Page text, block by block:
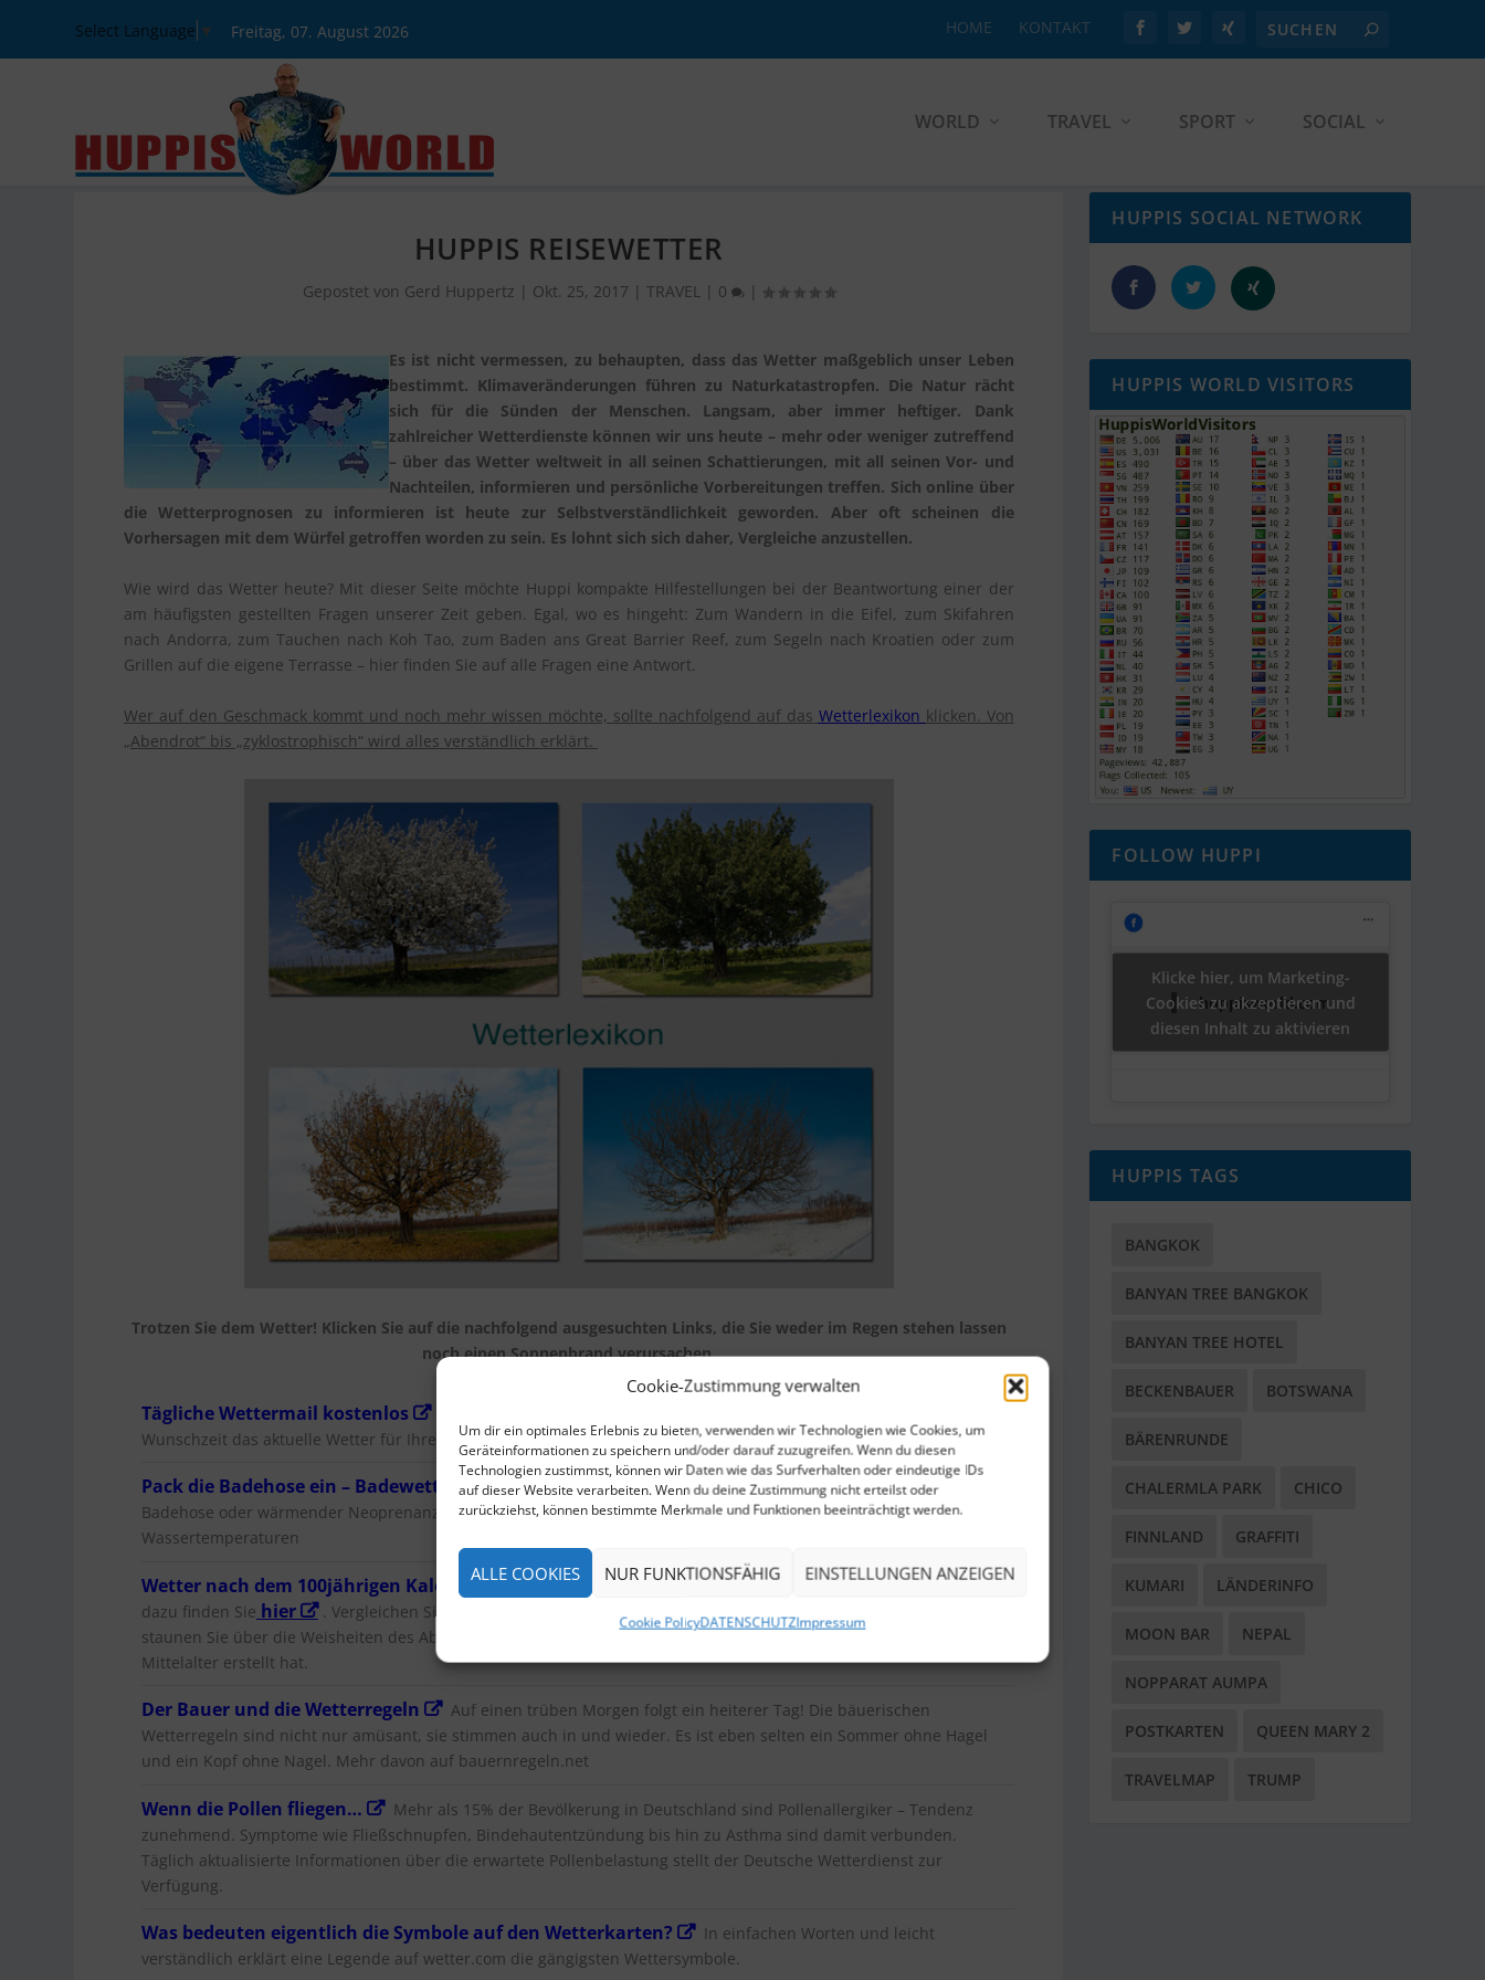
Cookie-Zustimmung verwalten
Um dir ein optimales Erlebnis zu bieten, verwenden wir Technologien wie Cookies, um
Geräteinformationen zu speichern und/oder darauf zuzugreifen. Wenn du diesen
Technologien zustimmst, können wir Daten wie das Surfverhalten oder eindeutige IDs
auf dieser Website verarbeiten. Wenn du deine Zustimmung nicht erteilst oder
zurückziehst, können bestimmte Merkmale und Funktionen beeinträchtigt werden.
ALLE COOKIES NUR FUNKTIONSFÄHIG EINSTELLUNGEN ANZEIGEN
Cookie PolicyDATENSCHUTZImpressum
Select Language ▼ Freitag, 07. August 2026 HOME KONTAKT
WORLD TRAVEL SPORT SOCIAL
HUPPIS REISEWETTER
Gepostet von Gerd Huppertz | Okt. 25, 2017 | TRAVEL| 0 |
Es ist nicht vermessen, zu behaupten, dass das Wetter maßgeblich unser Leben
bestimmt. Klimaveränderungen führen zu Naturkatastropfen. Die Natur rächt
sich für die Sünden der Menschen. Langsam, aber immer heftiger. Dank
zahlreicher Wetterdienste können wir uns heute – mehr oder weniger zutreffend
– über das Wetter weltweit in all seinen Schattierungen, mit all seinen Vor- und
Nachteilen, informieren und persönliche Vorbereitungen treffen. Sich online über
die Wetterprognosen zu informieren ist heute zur Selbstverständlichkeit geworden. Aber oft scheinen die
Vorhersagen mit dem Würfel getroffen worden zu sein. Es lohnt sich sich daher, Vergleiche anzustellen.
Wie wird das Wetter heute? Mit dieser Seite möchte Huppi kompakte Hilfestellungen bei der Beantwortung einer der
am häufigsten gestellten Fragen unserer Zeit geben. Egal, wo es hingeht: Zum Wandern in die Eifel, zum Skifahren
nach Andorra, zum Tauchen nach Koh Tao, zum Baden ans Great Barrier Reef, zum Segeln nach Kroatien oder zum
Grillen auf die eigene Terrasse – hier finden Sie auf alle Fragen eine Antwort.
Wer auf den Geschmack kommt und noch mehr wissen möchte, sollte nachfolgend auf das Wetterlexikon klicken. Von
„Abendrot“ bis „zyklostrophisch“ wird alles verständlich erklärt.
Trotzen Sie dem Wetter! Klicken Sie auf die nachfolgend ausgesuchten Links, die Sie weder im Regen stehen lassen
noch einen Sonnenbrand verursachen.
Tägliche Wettermail kostenlos
Ein tolle Service von wetter.net. Erhalten Sie kostenlos täglich zur
Wunschzeit das aktuelle Wetter für Ihre Heimatregion und drei weitere Städte weltweit nach Wahl
Pack die Badehose ein – Badewetter weltweit
Wie sind die Wassertemperaturen am Urlaubsort?
Badehose oder wärmender Neoprenanzug? Der Service von wetterkontor.de übermittelt weltweite
Wassertemperaturen
Wetter nach dem 100jährigen Kalender
Lernen Sie, den 100jährigen Kalender zu nutzen. Eine Anleitung
dazu finden Sie hier
. Vergleichen Sie die Wettervorhersagen des Kalenders mit dem aktuellen Wetter und
staunen Sie über die Weisheiten des Abtes Dr. Mauritius Knauer, der den 100jährigen Kalender im späten
Mittelalter erstellt hat.
Der Bauer und die Wetterregeln
Auf einen trüben Morgen folgt ein heiterer Tag! Die bäuerischen
Wetterregeln sind nicht nur amüsant, sie stimmen auch in und wieder. Es ist eben selten ein Sommer ohne Hagel
und ein Kopf ohne Nagel. Mehr davon auf bauernregeln.net
Wenn die Pollen fliegen…
Mehr als 15% der Bevölkerung in Deutschland sind Pollenallergiker – Tendenz
zunehmend. Symptome wie Fließschnupfen, Bindehautentzündung bis hin zu Asthma sind damit verbunden.
Täglich aktualisierte Informationen über die erwartete Pollenbelastung stellt der Deutsche Wetterdienst zur
Verfügung.
Was bedeuten eigentlich die Symbole auf den Wetterkarten?
In einfachen Worten und leicht
verständlich erklärt eine Legende auf wetter.com die gängigsten Wettersymbole.
HUPPIS SOCIAL NETWORK
HUPPIS WORLD VISITORS
FOLLOW HUPPI
huppisworld.com
Klicke hier, um Marketing-
Cookies zu akzeptieren und
diesen Inhalt zu aktivieren
HUPPIS TAGS
BANGKOK
BANYAN TREE BANGKOK
BANYAN TREE HOTEL
BECKENBAUER BOTSWANA
BÄRENRUNDE
CHALERMLA PARK CHICO
FINNLAND GRAFFITI
KUMARI LÄNDERINFO
MOON BAR NEPAL
NOPPARAT AUMPA
POSTKARTEN QUEEN MARY 2
TRAVELMAP TRUMP